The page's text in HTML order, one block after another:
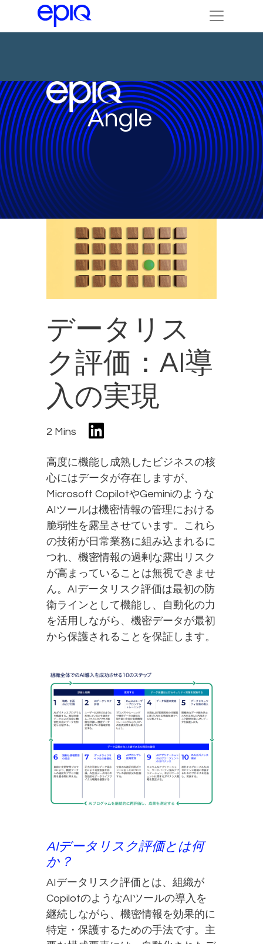
Angle
データリス
ク評価：AI導
入の実現
2 Mins
高度に機能し成熟したビジネスの核
心にはデータが存在しますが、
Microsoft CopilotやGeminiのような
AIツールは機密情報の管理における
脆弱性を露呈させています。これら
の技術が日常業務に組み込まれるに
つれ、機密情報の過剰な露出リスク
が高まっていることは無視できませ
ん。AIデータリスク評価は最初の防
衛ラインとして機能し、自動化の力
を活用しながら、機密データが最初
から保護されることを保証します。
AIデータリスク評価とは何
か？
AIデータリスク評価とは、組織が
CopilotのようなAIツールの導入を
継続しながら、機密情報を効果的に
特定・保護するための手法です。主